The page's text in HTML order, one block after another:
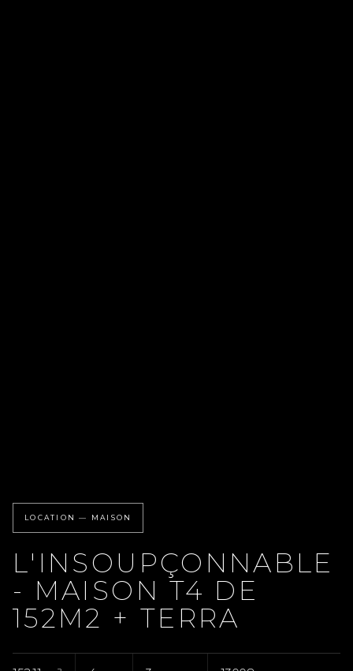
LOCATION — MAISON
L'INSOUPÇONNABLE
- MAISON T4 DE
152M2 + TERRA